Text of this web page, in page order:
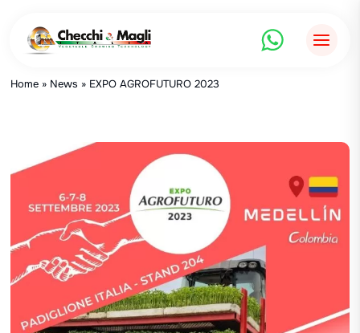
contenu
Home » News » EXPO AGROFUTURO 2023